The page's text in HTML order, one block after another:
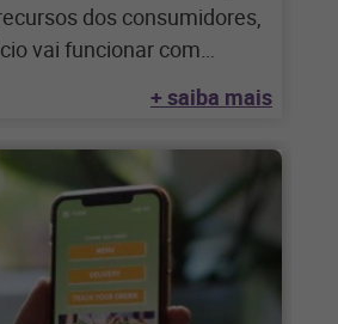
dos consumidores,
vai funcionar com
+ saiba mais